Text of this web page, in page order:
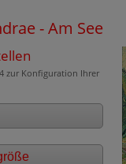
- Am See
zur Konfiguration Ihrer